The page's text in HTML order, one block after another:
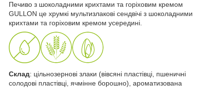
Печиво з шоколадними крихтами та горіховим кремом
GULLON це хрумкі мультизлакові сендвічі з шоколадними
крихтами та горіховим кремом усередині.
Склад: цільнозернові злаки (вівсяні пластівці, пшеничні
солодові пластівці, ячмінне борошно), ароматизована